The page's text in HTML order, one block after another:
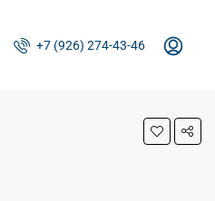
+7 (926) 274-43-46